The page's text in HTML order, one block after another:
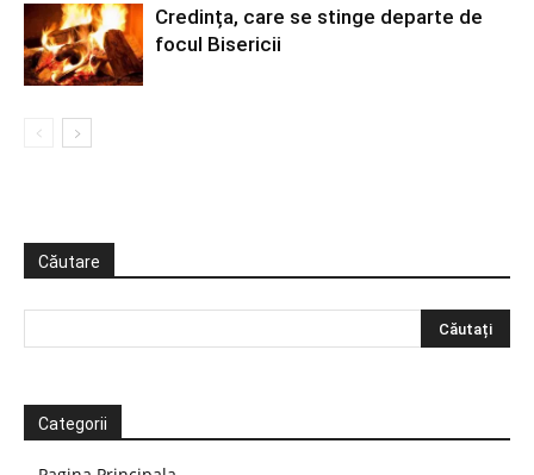
Credința, care se stinge departe de
focul Bisericii
Căutare
Categorii